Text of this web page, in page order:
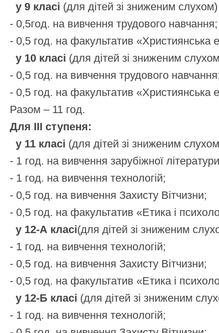
у 9 класі (для дітей зі зниженим слухом)
- 0,5год. на вивчення трудового навчання;
- 0,5 год. на факультатив «Християнська
у 10 класі (для дітей зі зниженим
- 0,5 год. на вивчення трудового
- 0,5 год. на факультатив «Християнська
Разом – 11 год.
Для ІІІ ступеня:
у 11 класі (для дітей зі зниженим
- 1 год. на вивчення зарубіжної
- 1 год. на вивчення технологій;
- 0,5 год. на вивчення Захисту Вітчизни;
- 0,5 год. на факультатив «Етика і
у 12-А класі(для дітей зі зниженим
- 1 год. на вивчення технологій;
- 0,5 год. на вивчення Захисту Вітчизни;
- 0,5 год. на факультатив «Етика і
у 12-Б класі (для дітей зі зниженим
- 1 год. на вивчення технологій;